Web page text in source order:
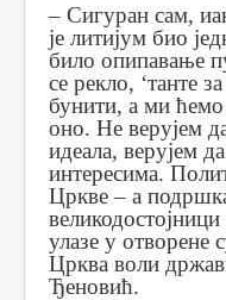
– Сигуран сам,
је литијум био
било опипавање
се рекло, ‘танте
бунити, а ми
оно. Не верујем
идеала, верујем
интересима.
Цркве – а
улазе у отворене
Црква воли
Ђеновић.